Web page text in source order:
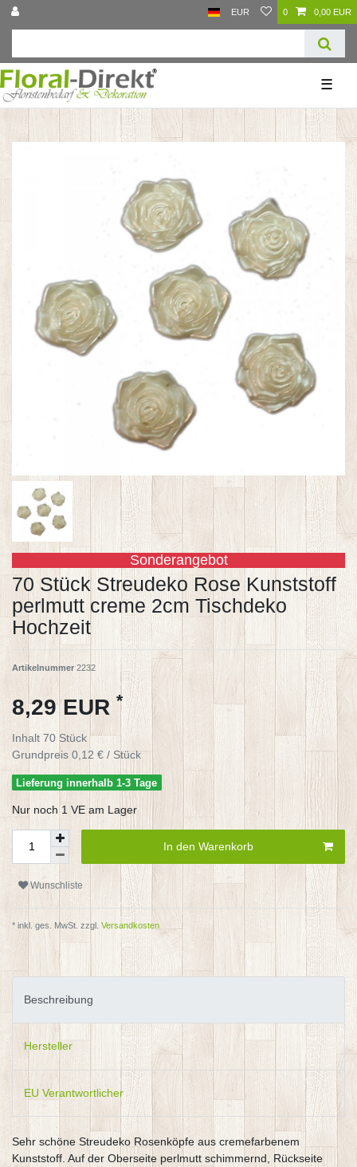
EUR 0 0,00 EUR
☰
Sonderangebot
70 Stück Streudeko Rose Kunststoff
perlmutt creme 2cm Tischdeko
Hochzeit
Artikelnummer 2232
8,29 EUR *
Inhalt 70 Stück
Grundpreis 0,12 € / Stück
Lieferung innerhalb 1-3 Tage
Nur noch 1 VE am Lager
In den Warenkorb
Wunschliste
* inkl. ges. MwSt. zzgl. Versandkosten
Beschreibung
Hersteller
EU Verantwortlicher
Sehr schöne Streudeko Rosenköpfe aus cremefarbenem
Kunststoff. Auf der Oberseite perlmutt schimmernd, Rückseite